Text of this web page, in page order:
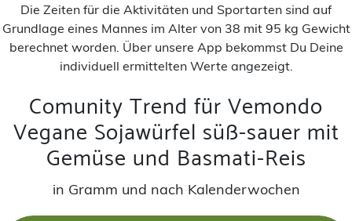
Die Zeiten für die Aktivitäten und Sportarten sind auf
Grundlage eines Mannes im Alter von 38 mit 95 kg Gewicht
berechnet worden. Über unsere App bekommst Du Deine
individuell ermittelten Werte angezeigt.
Comunity Trend für Vemondo
Vegane Sojawürfel süß-sauer mit
Gemüse und Basmati-Reis
in Gramm und nach Kalenderwochen